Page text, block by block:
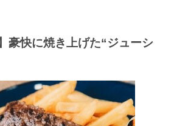
豪快に焼き上げた“ジューシ